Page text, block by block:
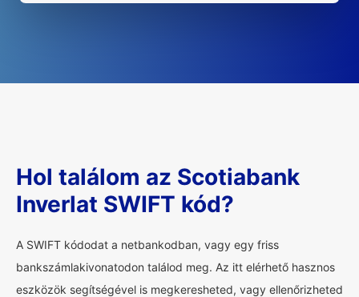
Hol találom az Scotiabank
Inverlat SWIFT kód?
A SWIFT kódodat a netbankodban, vagy egy friss
bankszámlakivonatodon találod meg. Az itt elérhető hasznos
eszközök segítségével is megkeresheted, vagy ellenőrizheted